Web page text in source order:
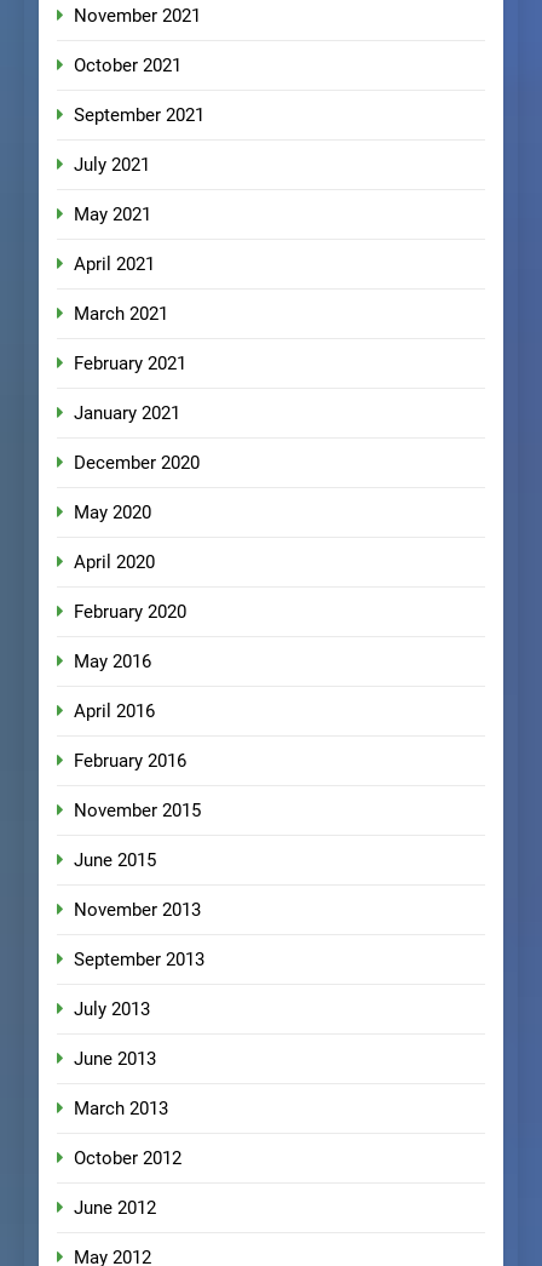
November 2021
October 2021
September 2021
July 2021
May 2021
April 2021
March 2021
February 2021
January 2021
December 2020
May 2020
April 2020
February 2020
May 2016
April 2016
February 2016
November 2015
June 2015
November 2013
September 2013
July 2013
June 2013
March 2013
October 2012
June 2012
May 2012